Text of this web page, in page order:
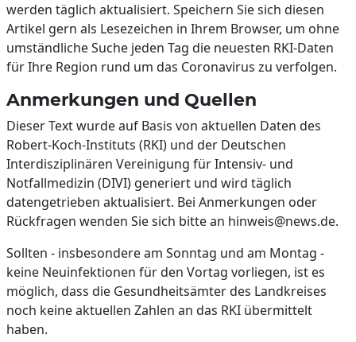
werden täglich aktualisiert. Speichern Sie sich diesen
Artikel gern als Lesezeichen in Ihrem Browser, um ohne
umständliche Suche jeden Tag die neuesten RKI-Daten
für Ihre Region rund um das Coronavirus zu verfolgen.
Anmerkungen und Quellen
Dieser Text wurde auf Basis von aktuellen Daten des
Robert-Koch-Instituts (RKI) und der Deutschen
Interdisziplinären Vereinigung für Intensiv- und
Notfallmedizin (DIVI) generiert und wird täglich
datengetrieben aktualisiert. Bei Anmerkungen oder
Rückfragen wenden Sie sich bitte an hinweis@news.de.
Sollten - insbesondere am Sonntag und am Montag -
keine Neuinfektionen für den Vortag vorliegen, ist es
möglich, dass die Gesundheitsämter des Landkreises
noch keine aktuellen Zahlen an das RKI übermittelt
haben.